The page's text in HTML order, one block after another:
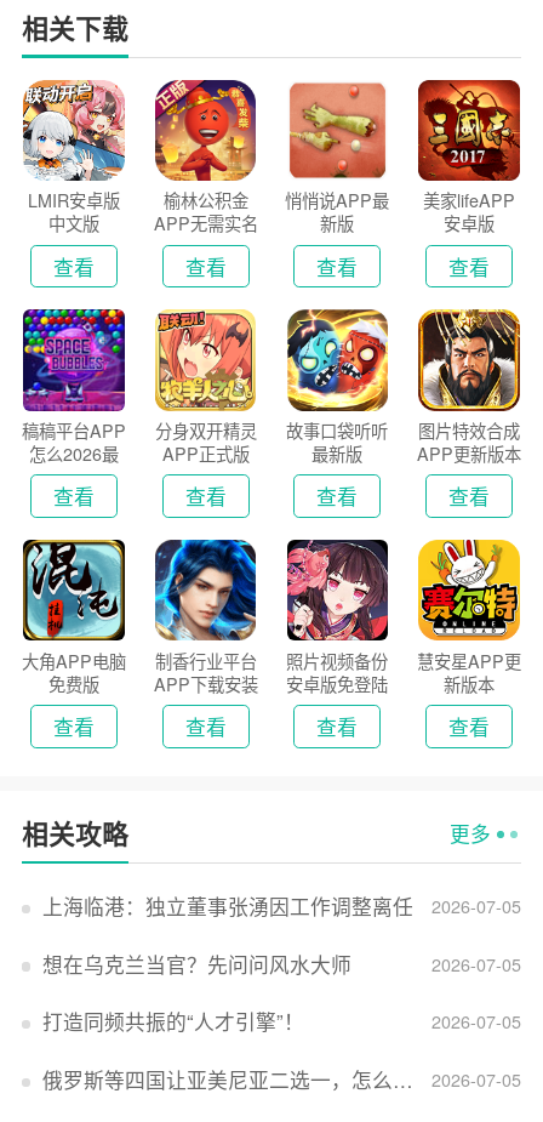
相关下载
LMIR安卓版
中文版
查看
榆林公积金
APP无需实名
认证版
查看
悄悄说APP最
新版
查看
美家lifeAPP
安卓版
查看
稿稿平台APP
怎么2026最
新版
查看
分身双开精灵
APP正式版
查看
故事口袋听听
最新版
查看
图片特效合成
APP更新版本
2026
查看
大角APP电脑
免费版
查看
制香行业平台
APP下载安装
2026
查看
照片视频备份
安卓版免登陆
版
查看
慧安星APP更
新版本
查看
相关攻略 更多
2026-07-05
上海临港：独立董事张湧因工作调整离任
2026-07-05
想在乌克兰当官？先问问风水大师
2026-07-05
打造同频共振的“人才引擎”！
2026-07-05
俄罗斯等四国让亚美尼亚二选一，怎么回事？